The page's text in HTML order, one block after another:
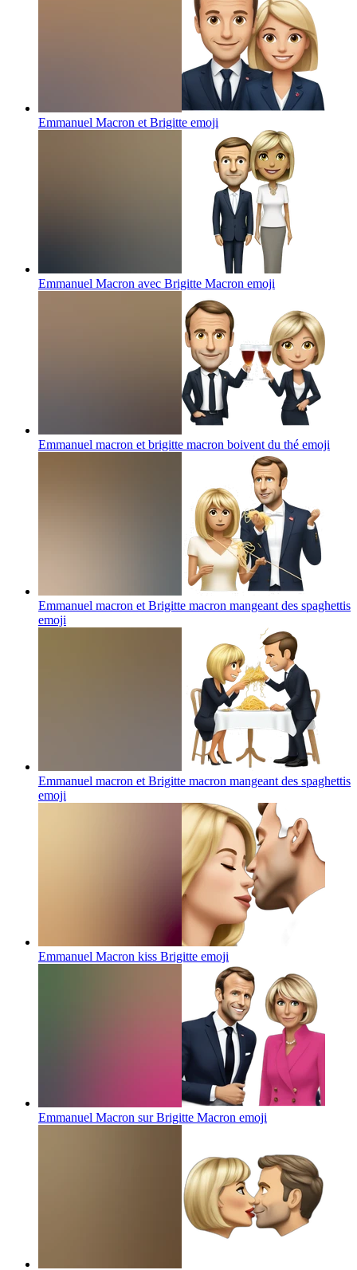
Emmanuel Macron et Brigitte emoji
Emmanuel Macron avec Brigitte Macron emoji
Emmanuel macron et brigitte macron boivent du thé emoji
Emmanuel macron et Brigitte macron mangeant des spaghettis
emoji
Emmanuel macron et Brigitte macron mangeant des spaghettis
emoji
Emmanuel Macron kiss Brigitte emoji
Emmanuel Macron sur Brigitte Macron emoji